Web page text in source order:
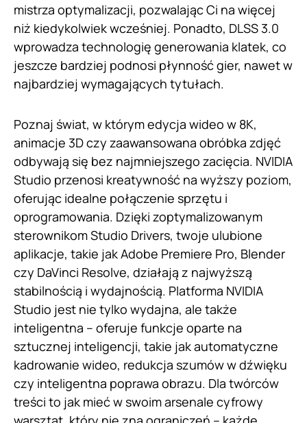
mistrza optymalizacji, pozwalając Ci na więcej
niż kiedykolwiek wcześniej. Ponadto, DLSS 3.0
wprowadza technologię generowania klatek, co
jeszcze bardziej podnosi płynność gier, nawet w
najbardziej wymagających tytułach.
Poznaj świat, w którym edycja wideo w 8K,
animacje 3D czy zaawansowana obróbka zdjęć
odbywają się bez najmniejszego zacięcia. NVIDIA
Studio przenosi kreatywność na wyższy poziom,
oferując idealne połączenie sprzętu i
oprogramowania. Dzięki zoptymalizowanym
sterownikom Studio Drivers, twoje ulubione
aplikacje, takie jak Adobe Premiere Pro, Blender
czy DaVinci Resolve, działają z najwyższą
stabilnością i wydajnością. Platforma NVIDIA
Studio jest nie tylko wydajna, ale także
inteligentna – oferuje funkcje oparte na
sztucznej inteligencji, takie jak automatyczne
kadrowanie wideo, redukcja szumów w dźwięku
czy inteligentna poprawa obrazu. Dla twórców
treści to jak mieć w swoim arsenale cyfrowy